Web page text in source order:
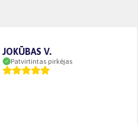
JOKŪBAS V.
Patvirtintas pirkėjas